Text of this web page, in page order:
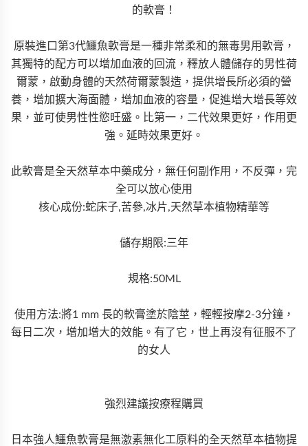
的軟膏！
原裝進口第3代鱷魚軟膏是一種非常柔和的無毒男用軟膏，
其獨特的配方可以增加血液的回流，釋放人體儲存的男性荷
爾蒙，啟動身體的天然荷爾蒙製造，提供增長所必須的營
養，增加擴大海面體，增加血液的容量，促進增大增長等效
果，並可使男性性慾旺盛。比第一，二代效果更好，作用更
強。延時效果更好。
此軟膏是全天然草本中藥成分，無任何副作用，不反彈，完
全可以放心使用
核心成份:蛇床子,苦參,冰片,天然草本植物精華等
儲存期限:三年
規格:50ML
使用方法:將1 mm 長的軟膏塗於陰莖，輕輕按摩2-3分鐘，
每日二次，增加增大的效能。有了它，世上再沒有征服不了
的女人
強烈建議按療程購買
日本強人鱷魚軟膏是無激素無化工原料的全天然草本植物提